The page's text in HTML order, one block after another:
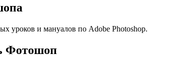
уроков и мануалов по Adobe Photoshop.
Фотошоп